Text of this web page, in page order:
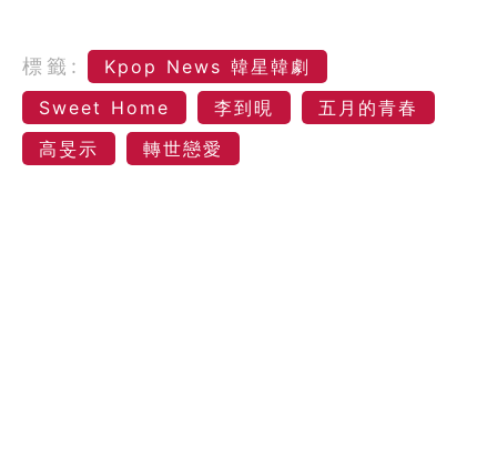
標籤:
Kpop News 韓星韓劇
Sweet Home
李到晛
五月的青春
高旻示
轉世戀愛